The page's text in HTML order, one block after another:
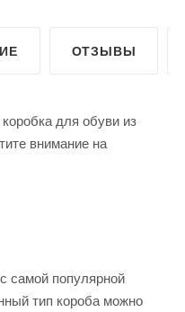
ОТЗЫВЫ
для обуви из
внимание на
самой популярной
тип короба можно